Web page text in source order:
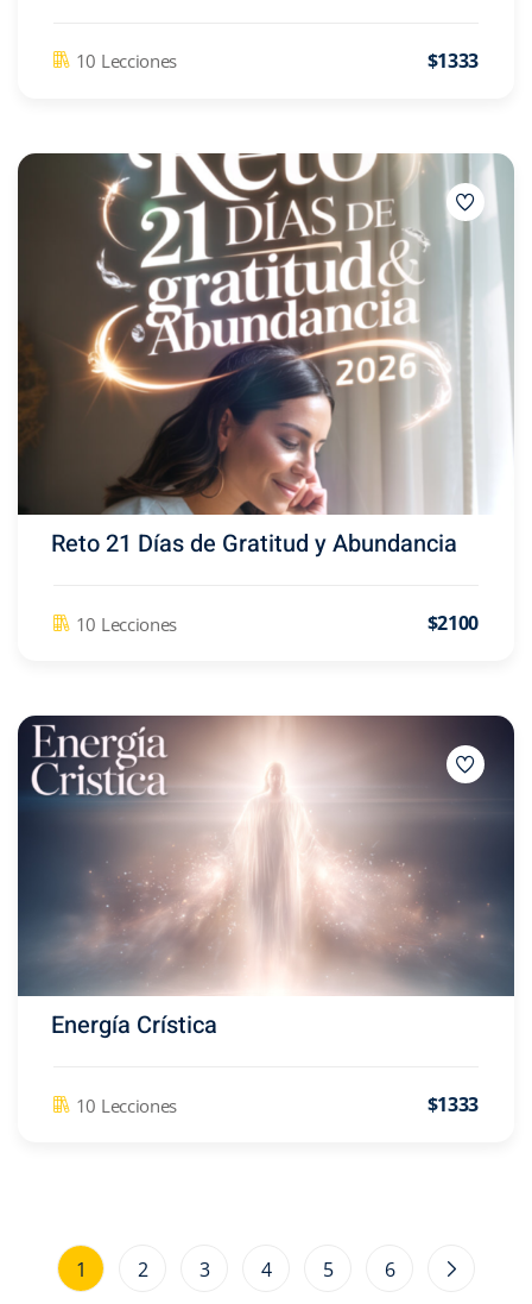
10 Lecciones $1333
Reto 21 Días de Gratitud y Abundancia
10 Lecciones $2100
Energía Crística
10 Lecciones $1333
1 2 3 4 5 6